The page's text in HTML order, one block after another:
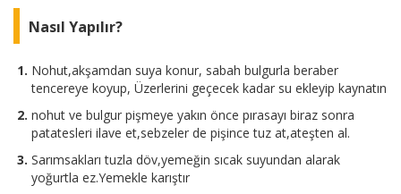
Nasıl Yapılır?
Nohut,akşamdan suya konur, sabah bulgurla beraber
tencereye koyup, Üzerlerini geçecek kadar su ekleyip kaynatın
nohut ve bulgur pişmeye yakın önce pırasayı biraz sonra
patatesleri ilave et,sebzeler de pişince tuz at,ateşten al.
Sarımsakları tuzla döv,yemeğin sıcak suyundan alarak
yoğurtla ez.Yemekle karıştır